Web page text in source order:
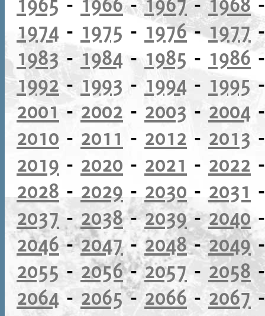
1974 - 1975 - 1976-1977
1983 -1984 - 1985 - 1986
1992- 1993 - 1994 - 1995
2001 - 2002 - 2003 - 2004
2010 - 2011 - 2012 - 2013
2019 - 2020 - 2021 - 2022
2028 - 2029 - 2030 - 2031
2037 - 2038-2039-2040
2046-2047- 2048-2049
2055 - 2056-2057 - 2058
2064 - 2065-2066-2067